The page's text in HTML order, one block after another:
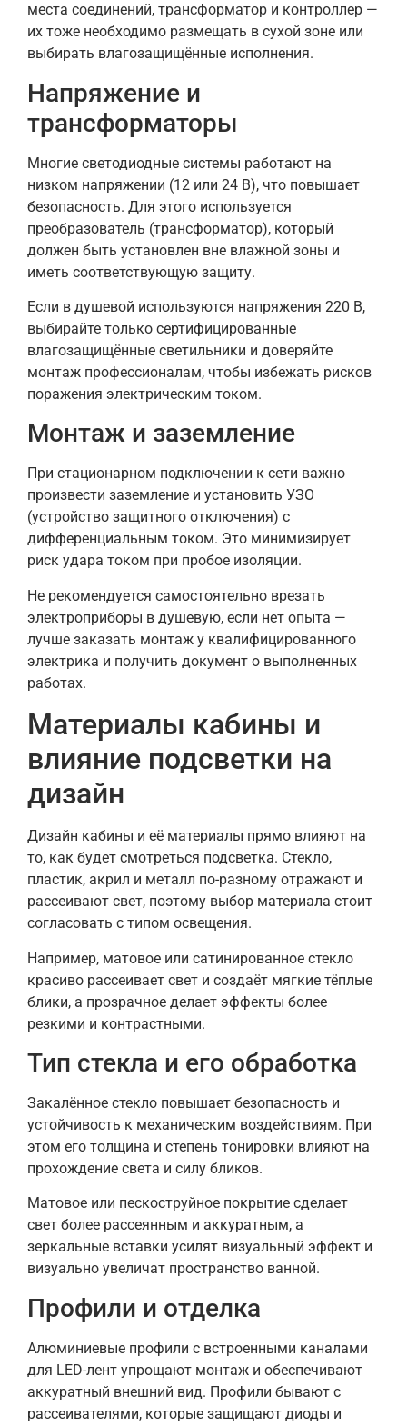
места соединений, трансформатор и контроллер —
их тоже необходимо размещать в сухой зоне или
выбирать влагозащищённые исполнения.
Напряжение и
трансформаторы
Многие светодиодные системы работают на
низком напряжении (12 или 24 В), что повышает
безопасность. Для этого используется
преобразователь (трансформатор), который
должен быть установлен вне влажной зоны и
иметь соответствующую защиту.
Если в душевой используются напряжения 220 В,
выбирайте только сертифицированные
влагозащищённые светильники и доверяйте
монтаж профессионалам, чтобы избежать рисков
поражения электрическим током.
Монтаж и заземление
При стационарном подключении к сети важно
произвести заземление и установить УЗО
(устройство защитного отключения) с
дифференциальным током. Это минимизирует
риск удара током при пробое изоляции.
Не рекомендуется самостоятельно врезать
электроприборы в душевую, если нет опыта —
лучше заказать монтаж у квалифицированного
электрика и получить документ о выполненных
работах.
Материалы кабины и
влияние подсветки на
дизайн
Дизайн кабины и её материалы прямо влияют на
то, как будет смотреться подсветка. Стекло,
пластик, акрил и металл по-разному отражают и
рассеивают свет, поэтому выбор материала стоит
согласовать с типом освещения.
Например, матовое или сатинированное стекло
красиво рассеивает свет и создаёт мягкие тёплые
блики, а прозрачное делает эффекты более
резкими и контрастными.
Тип стекла и его обработка
Закалённое стекло повышает безопасность и
устойчивость к механическим воздействиям. При
этом его толщина и степень тонировки влияют на
прохождение света и силу бликов.
Матовое или пескоструйное покрытие сделает
свет более рассеянным и аккуратным, а
зеркальные вставки усилят визуальный эффект и
визуально увеличат пространство ванной.
Профили и отделка
Алюминиевые профили с встроенными каналами
для LED-лент упрощают монтаж и обеспечивают
аккуратный внешний вид. Профили бывают с
рассеивателями, которые защищают диоды и